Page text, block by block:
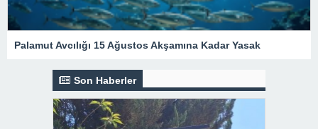
Palamut Avcılığı 15 Ağustos Akşamına Kadar Yasak
Son Haberler